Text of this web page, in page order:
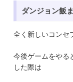
ダンジョン飯
全く新しいコンセ
今後ゲームをやる
した際は